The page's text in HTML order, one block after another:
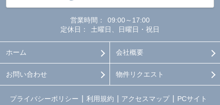
営業時間：
09:00～17:00
定休日：
土曜日、日曜日・祝日
ホーム 会社概要
お問い合わせ 物件リクエスト
プライバシーポリシー 利用規約 アクセスマップ PCサイト